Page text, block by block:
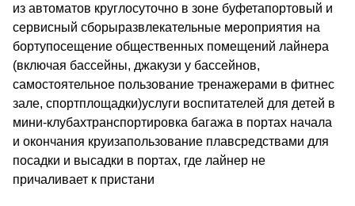
из автоматов круглосуточно в зоне буфетапортовый и
сервисный сборыразвлекательные мероприятия на
бортупосещение общественных помещений лайнера
(включая бассейны, джакузи у бассейнов,
самостоятельное пользование тренажерами в фитнес
зале, спортплощадки)услуги воспитателей для детей в
мини-клубахтранспортировка багажа в портах начала
и окончания круизапользование плавсредствами для
посадки и высадки в портах, где лайнер не
причаливает к пристани